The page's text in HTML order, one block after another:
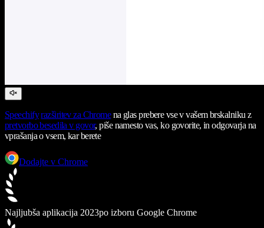
Speechify razširitev za Chromena glas prebere vse v vašem brskalniku z
pretvorbo besedila v govor, piše namesto vas, ko govorite, in odgovarja na
vprašanja o vsem, kar berete
Dodajte v Chrome
Najljubša aplikacija 2023po izboru Google Chrome